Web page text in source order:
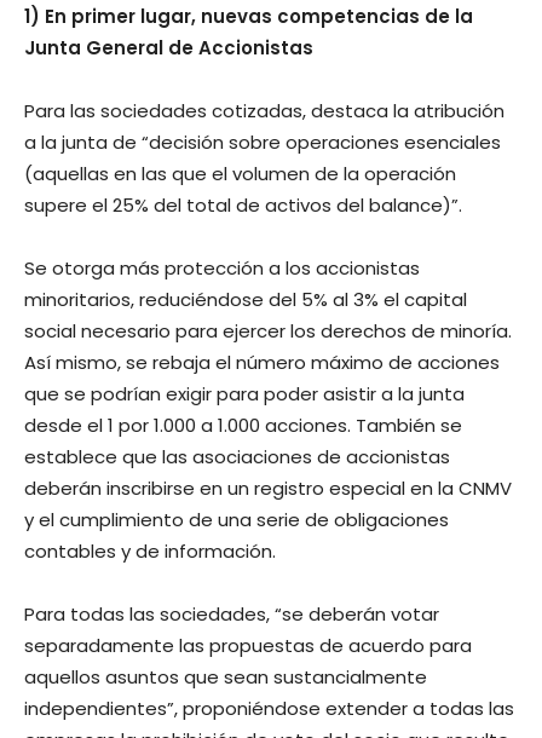
1) En primer lugar, nuevas competencias de la
Junta General de Accionistas
Para las sociedades cotizadas, destaca la atribución
a la junta de “decisión sobre operaciones esenciales
(aquellas en las que el volumen de la operación
supere el 25% del total de activos del balance)”.
Se otorga más protección a los accionistas
minoritarios, reduciéndose del 5% al 3% el capital
social necesario para ejercer los derechos de minoría.
Así mismo, se rebaja el número máximo de acciones
que se podrían exigir para poder asistir a la junta
desde el 1 por 1.000 a 1.000 acciones. También se
establece que las asociaciones de accionistas
deberán inscribirse en un registro especial en la CNMV
y el cumplimiento de una serie de obligaciones
contables y de información.
Para todas las sociedades, “se deberán votar
separadamente las propuestas de acuerdo para
aquellos asuntos que sean sustancialmente
independientes”, proponiéndose extender a todas las